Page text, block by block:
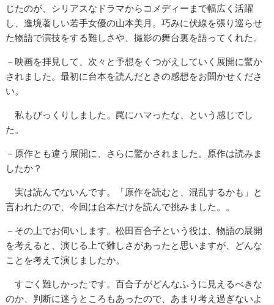
じたのが、シリアスなドラマからコメディーまで幅広く活躍
し、進境著しい若手女優の山本美月。巧みに伏線を張り巡らせ
た物語で演技をする難しさや、撮影の舞台裏を語ってくれた。
－映画を拝見して、次々と予想をくつがえしていく展開に驚か
されました。最初に台本を読んだときの感想をお聞かせくださ
い。
私もびっくりしました。罠にハマったな、という感じでし
た。
－原作とも違う展開に、さらに驚かされました。原作は読みま
したか？
実は読んでないんです。「原作を読むと、混乱するかも」と
言われたので、今回は台本だけを読んで挑みました。。
－その上でお伺いします。松田百合子という役は、物語の展開
を考えると、演じる上で難しさがあったと思いますが、どんな
ことを考えて演じましたか。
すごく難しかったです。百合子がどんなふうに見えるべきな
のか、判断に迷うところもあったので、あまり考え過ぎないよ